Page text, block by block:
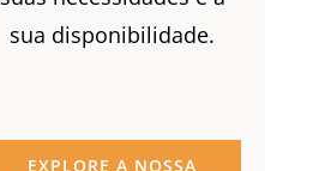
sua disponibilidade.
EXPLORE A NOSSA